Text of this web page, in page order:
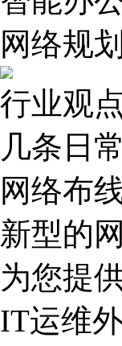
网络规划
行业观
几条日
网络布
新型的
为您提
IT运维